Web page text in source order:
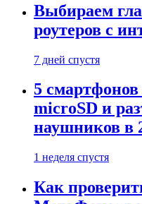
Выбираем
роутеров с
7 дней спустя
5
microSD и
наушников в
1 неделя спустя
Как